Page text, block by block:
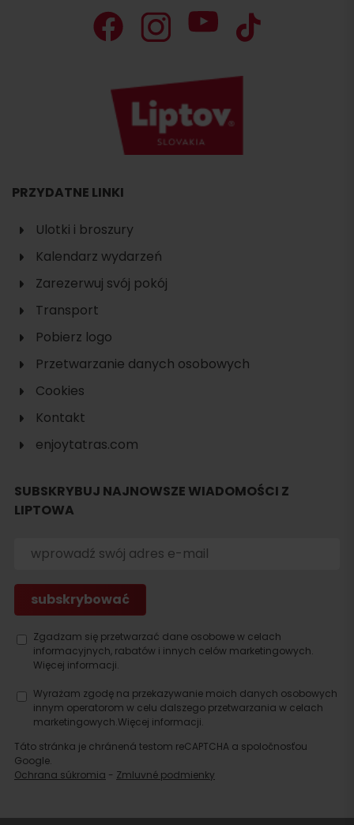
noclegu
PRZYDATNE LINKI
Ulotki i broszury
Kalendarz wydarzeń
Zarezerwuj svój pokój
Transport
Pobierz logo
Przetwarzanie danych osobowych
Cookies
Kontakt
enjoytatras.com
SUBSKRYBUJ NAJNOWSZE WIADOMOŚCI Z
LIPTOWA
Zgadzam się przetwarzać dane osobowe w celach
informacyjnych, rabatów i innych celów marketingowych.
Więcej informacji.
Wyrażam zgodę na przekazywanie moich danych osobowych
innym operatorom w celu dalszego przetwarzania w celach
marketingowych.Więcej informacji.
Táto stránka je chránená testom reCAPTCHA a spoločnosťou
Google.
Ochrana súkromia - Zmluvné podmienky